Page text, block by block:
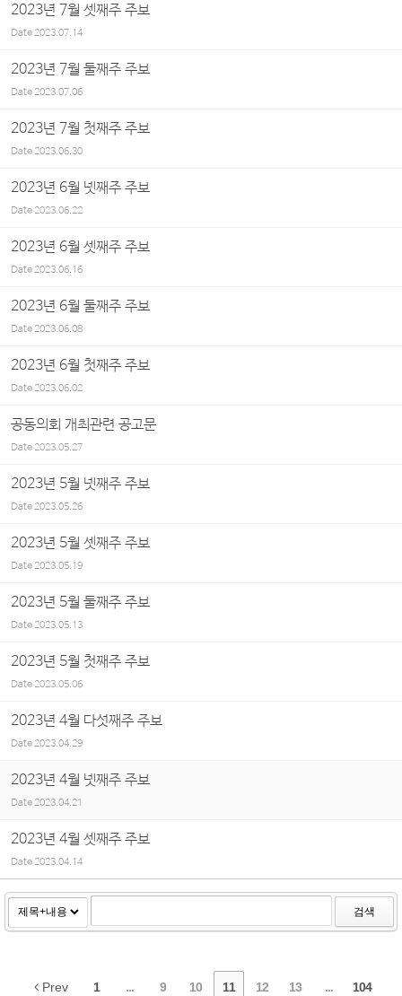
2023년 7월 셋째주 주보
Date2023.07.14
2023년 7월 둘째주 주보
Date2023.07.06
2023년 7월 첫째주 주보
Date2023.06.30
2023년 6월 넷째주 주보
Date2023.06.22
2023년 6월 셋째주 주보
Date2023.06.16
2023년 6월 둘째주 주보
Date2023.06.08
2023년 6월 첫째주 주보
Date2023.06.02
공동의회 개최관련 공고문
Date2023.05.27
2023년 5월 넷째주 주보
Date2023.05.26
2023년 5월 셋째주 주보
Date2023.05.19
2023년 5월 둘째주 주보
Date2023.05.13
2023년 5월 첫째주 주보
Date2023.05.06
2023년 4월 다섯째주 주보
Date2023.04.29
2023년 4월 넷째주 주보
Date 2023.04.21
2023년 4월 셋째주 주보
Date2023.04.14
검색
Prev 1 ... 9 10 11 12 13 ... 104